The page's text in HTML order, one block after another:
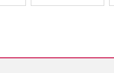
版 ※2026/8/31発売予